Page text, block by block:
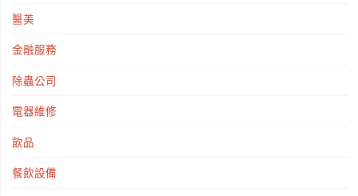
醫美
金融服務
除蟲公司
電器維修
飲品
餐飲設備